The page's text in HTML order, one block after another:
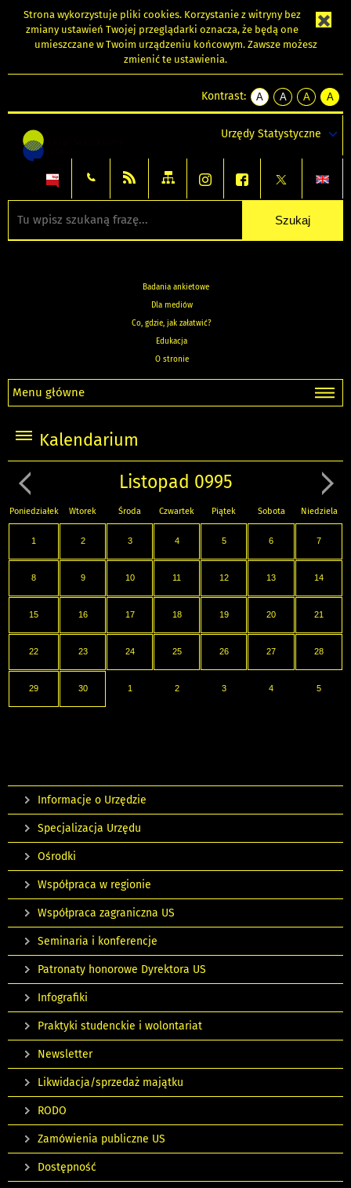
Strona wykorzystuje pliki cookies. Korzystanie z witryny bez
zmiany ustawień Twojej przeglądarki oznacza, że będą one
umieszczane w Twoim urządzeniu końcowym. Zawsze możesz
zmienić te ustawienia.
Kontrast:
A
kontrast
A
kontrast
tekst
czarnym
A
kontrast
tekst
czarnym
A
tekst
żółtym
Urzędy Statystyczne
Badania ankietowe
Dla mediów
Co, gdzie, jak załatwić?
Edukacja
O stronie
Menu główne
Kalendarium
Listopad 0995
Poniedziałek Wtorek Środa Czwartek Piątek Sobota Niedziela
1 2 3 4 5 6 7
8 9 10 11 12 13 14
15 16 17 18 19 20 21
22 23 24 25 26 27 28
29 30 1 2 3 4 5
Informacje o Urzędzie
Specjalizacja Urzędu
Ośrodki
Współpraca w regionie
Współpraca zagraniczna US
Seminaria i konferencje
Patronaty honorowe Dyrektora US
Infografiki
Praktyki studenckie i wolontariat
Newsletter
Likwidacja/sprzedaż majątku
RODO
Zamówienia publiczne US
Dostępność